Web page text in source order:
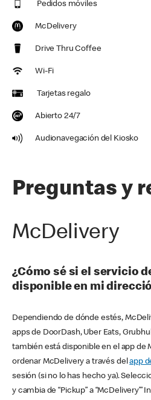
Pedidos móviles
McDelivery
Drive Thru Coffee
Wi-Fi
Tarjetas regalo
Abierto 24/7
Audionavegación del Kiosko
Preguntas y
McDelivery
¿Cómo sé si el servicio
disponible en mi
Dependiendo de dónde estés,
apps de DoorDash, Uber Eats,
también está disponible en el app de
ordenar McDelivery a través delapp
sesión (si no lo has hecho ya).
y cambia de “Pickup” a